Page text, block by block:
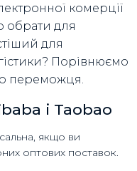
комерції
обрати для
для
Порівнюємо
переможця.
і Taobao
якщо ви
оптових поставок.